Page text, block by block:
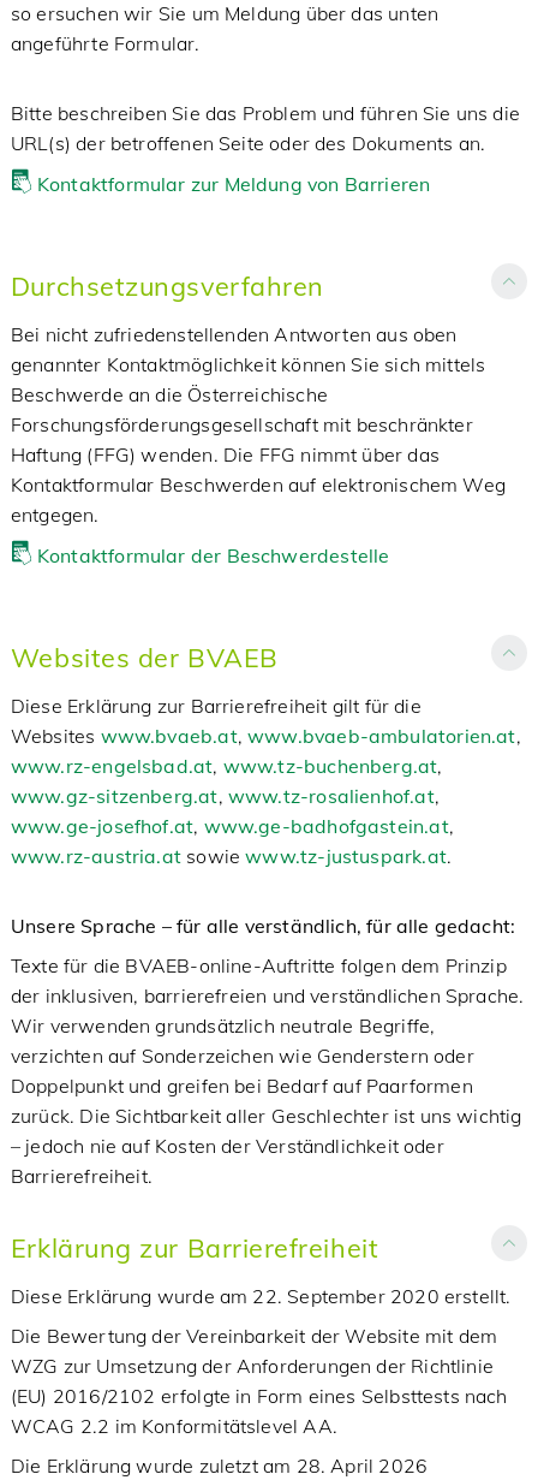
so ersuchen wir Sie um Meldung über das unten
angeführte Formular.
Bitte beschreiben Sie das Problem und führen Sie uns die
URL(s) der betroffenen Seite oder des Dokuments an.
Kontaktformular zur Meldung von Barrieren
Durchsetzungsverfahren
Bei nicht zufriedenstellenden Antworten aus oben
genannter Kontaktmöglichkeit können Sie sich mittels
Beschwerde an die Österreichische
Forschungsförderungsgesellschaft mit beschränkter
Haftung (FFG) wenden. Die FFG nimmt über das
Kontaktformular Beschwerden auf elektronischem Weg
entgegen.
Kontaktformular der Beschwerdestelle
Websites der BVAEB
Diese Erklärung zur Barrierefreiheit gilt für die
Websites www.bvaeb.at,www.bvaeb-ambulatorien.at,
www.rz-engelsbad.at, www.tz-buchenberg.at,
www.gz-sitzenberg.at, www.tz-rosalienhof.at,
www.ge-josefhof.at, www.ge-badhofgastein.at,
www.rz-austria.at sowiewww.tz-justuspark.at.
Unsere Sprache – für alle verständlich, für alle gedacht:
Texte für die BVAEB-online-Auftritte folgen dem Prinzip
der inklusiven, barrierefreien und verständlichen Sprache.
Wir verwenden grundsätzlich neutrale Begriffe,
verzichten auf Sonderzeichen wie Genderstern oder
Doppelpunkt und greifen bei Bedarf auf Paarformen
zurück. Die Sichtbarkeit aller Geschlechter ist uns wichtig
– jedoch nie auf Kosten der Verständlichkeit oder
Barrierefreiheit.
Erklärung zur Barrierefreiheit
Diese Erklärung wurde am 22. September 2020 erstellt.
Die Bewertung der Vereinbarkeit der Website mit dem
WZG zur Umsetzung der Anforderungen der Richtlinie
(EU) 2016/2102 erfolgte in Form eines Selbsttests nach
WCAG 2.2 im Konformitätslevel AA.
Die Erklärung wurde zuletzt am 28. April 2026